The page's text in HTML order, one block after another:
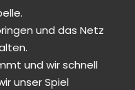
und das Netz
und wir schnell
unser Spiel